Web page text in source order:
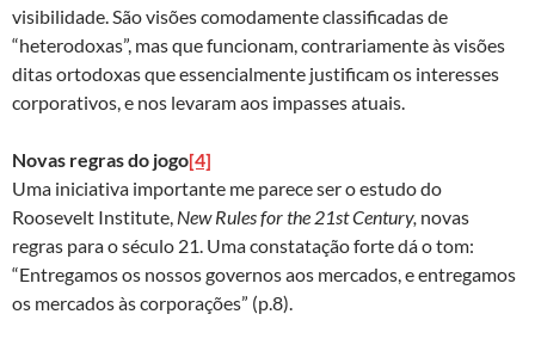
visibilidade. São visões comodamente classificadas de
“heterodoxas”, mas que funcionam, contrariamente às visões
ditas ortodoxas que essencialmente justificam os interesses
corporativos, e nos levaram aos impasses atuais.
Novas regras do jogo[4]
Uma iniciativa importante me parece ser o estudo do
Roosevelt Institute, New Rules for the 21st Century, novas
regras para o século 21. Uma constatação forte dá o tom:
“Entregamos os nossos governos aos mercados, e entregamos
os mercados às corporações” (p.8).